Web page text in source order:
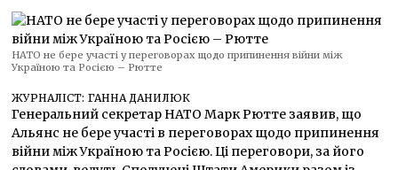
НАТО не бере участі у переговорах щодо припинення війни між
Україною та Росією – Рютте
ЖУРНАЛІСТ: ГАННА ДАНИЛЮК
Генеральний секретар НАТО Марк Рютте заявив, що
Альянс не бере участі в переговорах щодо припинення
війни між Україною та Росією. Ці переговори, за його